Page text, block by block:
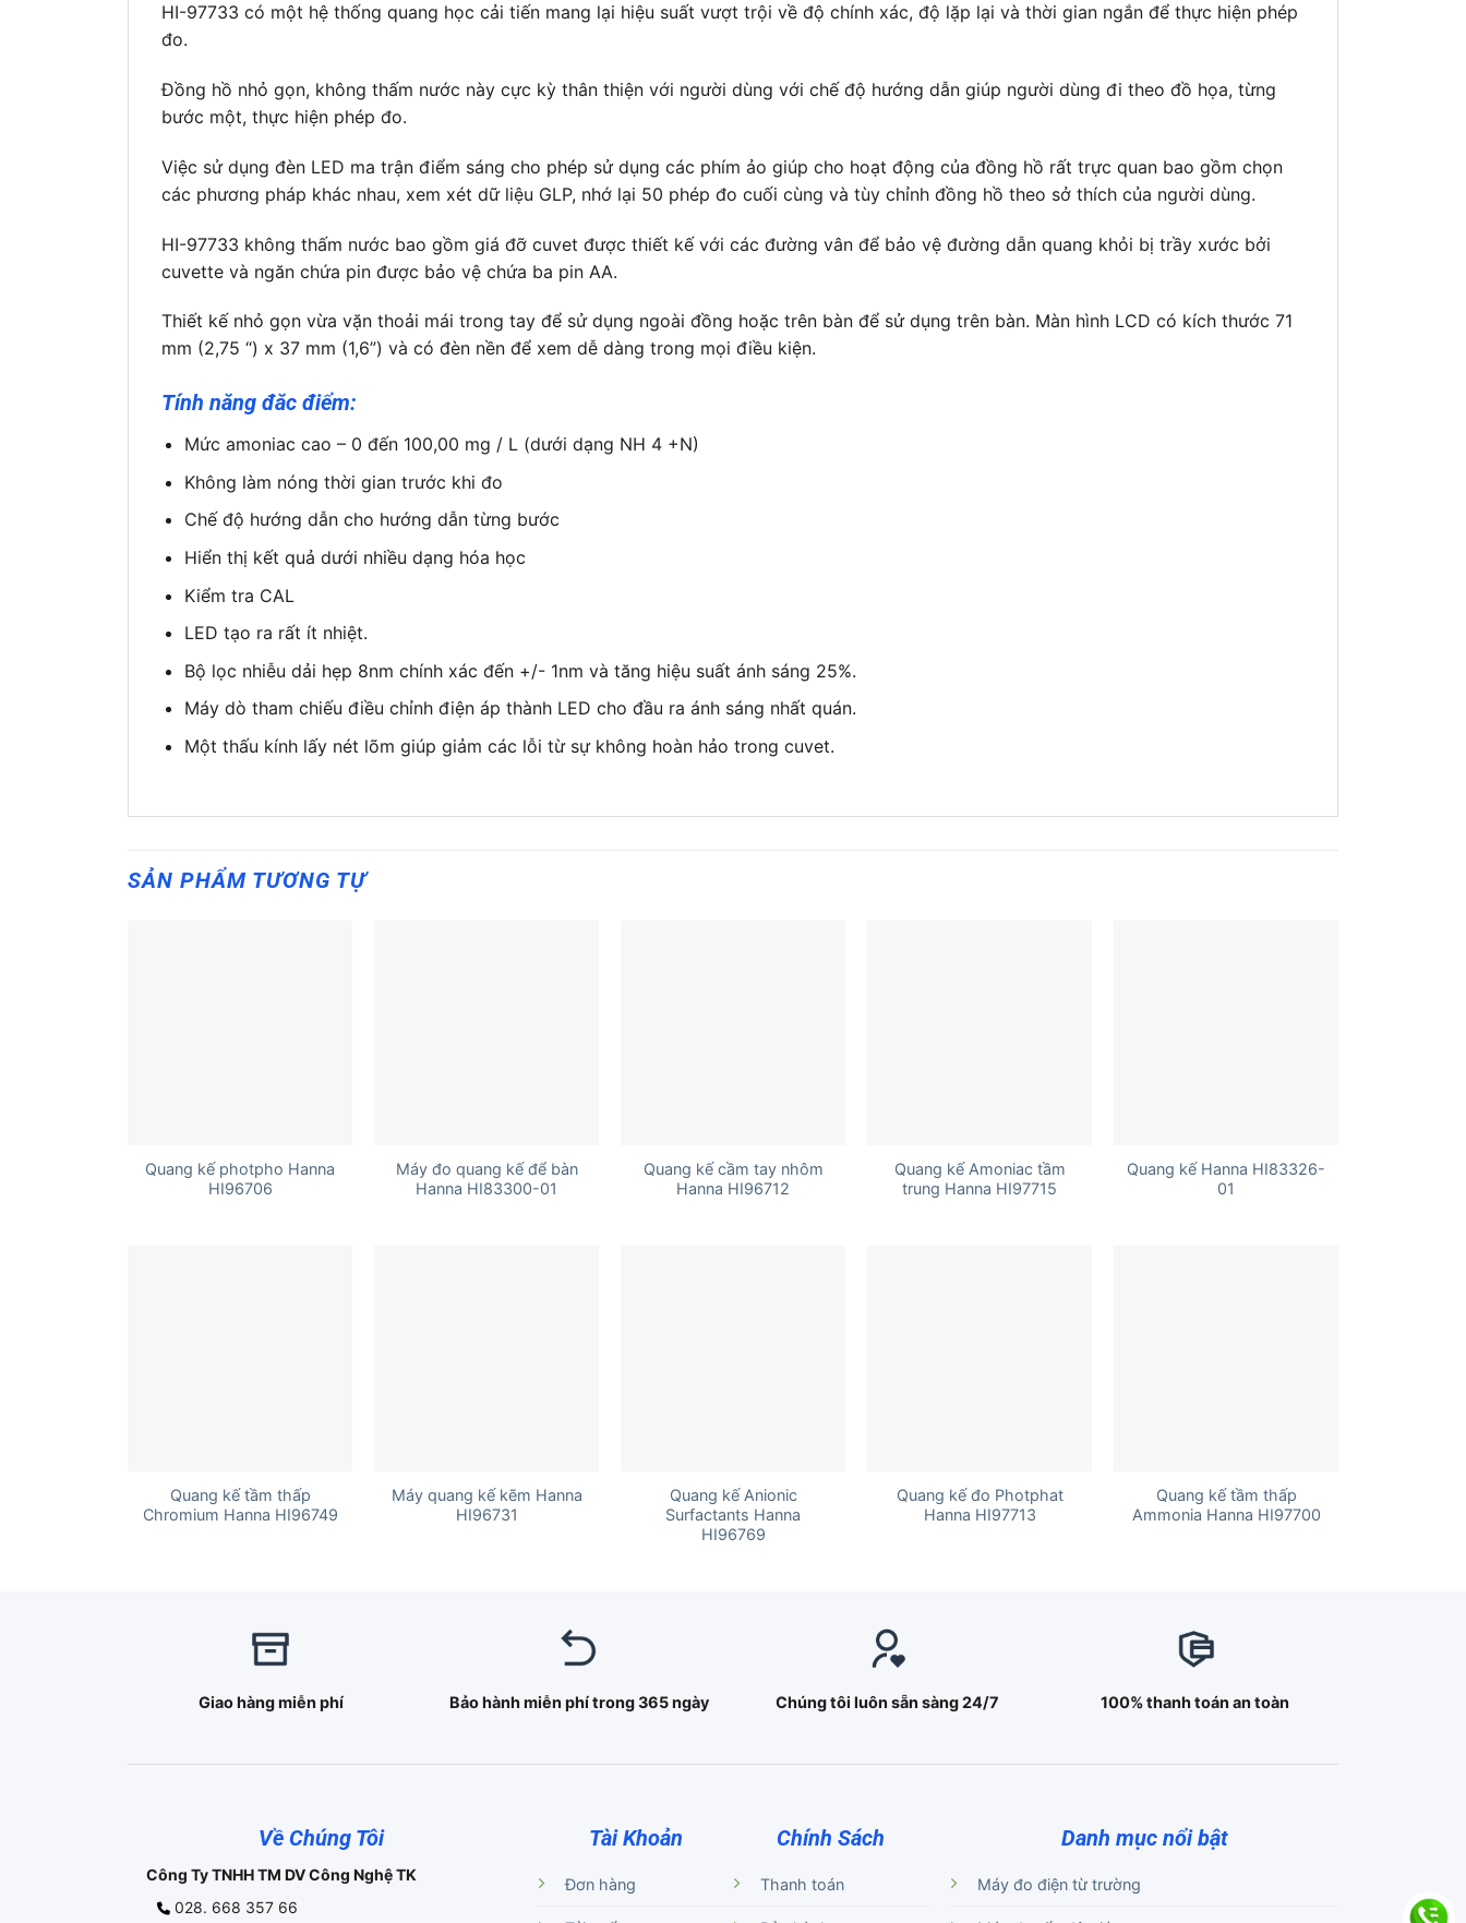
HI-97733 có một hệ thống quang học cải tiến mang lại hiệu suất vượt trội về độ chính xác, độ lặp lại và thời gian ngắn để thực hiện phép
đo.
Đồng hồ nhỏ gọn, không thấm nước này cực kỳ thân thiện với người dùng với chế độ hướng dẫn giúp người dùng đi theo đồ họa, từng
bước một, thực hiện phép đo.
Việc sử dụng đèn LED ma trận điểm sáng cho phép sử dụng các phím ảo giúp cho hoạt động của đồng hồ rất trực quan bao gồm chọn
các phương pháp khác nhau, xem xét dữ liệu GLP, nhớ lại 50 phép đo cuối cùng và tùy chỉnh đồng hồ theo sở thích của người dùng.
HI-97733 không thấm nước bao gồm giá đỡ cuvet được thiết kế với các đường vân để bảo vệ đường dẫn quang khỏi bị trầy xước bởi
cuvette và ngăn chứa pin được bảo vệ chứa ba pin AA.
Thiết kế nhỏ gọn vừa vặn thoải mái trong tay để sử dụng ngoài đồng hoặc trên bàn để sử dụng trên bàn. Màn hình LCD có kích thước 71
mm (2,75 “) x 37 mm (1,6”) và có đèn nền để xem dễ dàng trong mọi điều kiện.
Tính năng đăc điểm:
Mức amoniac cao – 0 đến 100,00 mg / L (dưới dạng NH 4 +N)
Không làm nóng thời gian trước khi đo
Chế độ hướng dẫn cho hướng dẫn từng bước
Hiển thị kết quả dưới nhiều dạng hóa học
Kiểm tra CAL
LED tạo ra rất ít nhiệt.
Bộ lọc nhiễu dải hẹp 8nm chính xác đến +/- 1nm và tăng hiệu suất ánh sáng 25%.
Máy dò tham chiếu điều chỉnh điện áp thành LED cho đầu ra ánh sáng nhất quán.
Một thấu kính lấy nét lõm giúp giảm các lỗi từ sự không hoàn hảo trong cuvet.
SẢN PHẨM TƯƠNG TỰ
Quang kế photpho Hanna
HI96706
Máy đo quang kế để bàn
Hanna HI83300-01
Quang kế cầm tay nhôm
Hanna HI96712
Quang kế Amoniac tầm
trung Hanna HI97715
Quang kế Hanna HI83326-
01
Quang kế tầm thấp
Chromium Hanna HI96749
Máy quang kế kẽm Hanna
HI96731
Quang kế Anionic
Surfactants Hanna
HI96769
Quang kế đo Photphat
Hanna HI97713
Quang kế tầm thấp
Ammonia Hanna HI97700
Giao hàng miễn phí Bảo hành miễn phí trong 365 ngày Chúng tôi luôn sẵn sàng 24/7 100% thanh toán an toàn
Về Chúng Tôi
Công Ty TNHH TM DV Công Nghệ TK
028. 668 357 66
Tài Khoản
Đơn hàng
Chính Sách
Thanh toán
Danh mục nổi bật
Máy đo điện từ trường